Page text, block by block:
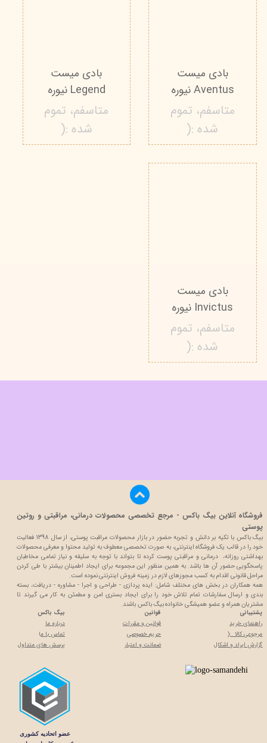
بادی میست
Aventus نیوره
متاسفم، تموم
شده :(
بادی میست
Legend نیوره
متاسفم، تموم
شده :(
بادی میست
Invictus نیوره
متاسفم، تموم
شده :(
پشتیبانی
راهنمای خرید
مرجوعی کالا :(
گزارش ایراد و اشکال
قوانین
قوانین و مقررات
حریم خصوصی
ضمانت و اعتبار
بیگ باکس
درباره ما
تماس با ما
پرسش های متداول
فروشگاه آنلاین بیگ باکس - مرجع تخصصی محصولات درمانی، مراقبتی و روتین
پوستی
بیگ باکس با تکیه بر دانش و تجربه حضور در بازار محصولات مراقبت پوستی، از سال 1398 فعالیت
خود را در قالب یک فروشگاه اینترنتی، به صورت تخصصی معطوف به تولید محتوا و معرفی محصولات
بهداشتی روزانه، درمانی و مراقبتی پوست کرده تا بتواند با توجه به سلیقه و نیاز تمامی مخاطبان
پاسخگویی حضور آن ها باشد. به همین منظور این مجموعه برای ایجاد اطمینان بیشتر با طی کردن
مراحل قانونی اقدام به کسب مجوزهای لازم در زمینه فروش اینترنتی نموده است.
همه همکاران در بخش های مختلف شامل: ایده پردازی - طراحی و اجرا - مشاوره - دریافت، بسته
بندی و ارسال سفارشات تمام تلاش خود را برای ایجاد بستری امن و مطمئن به کار می گیرند تا
مشتریان همراه و عضو همیشگی خانواده بیگ باکس باشند.